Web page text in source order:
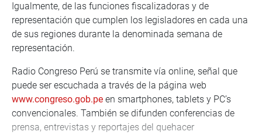
Igualmente, de las funciones fiscalizadoras y de
representación que cumplen los legisladores en cada una
de sus regiones durante la denominada semana de
representación.
Radio Congreso Perú se transmite vía online, señal que
puede ser escuchada a través de la página web
www.congreso.gob.pe en smartphones, tablets y PC’s
convencionales. También se difunden conferencias de
prensa, entrevistas y reportajes del quehacer